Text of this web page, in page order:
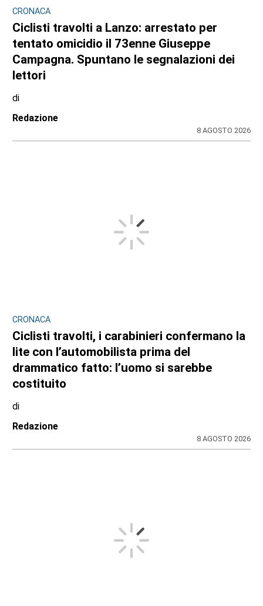
CRONACA
Ciclisti travolti a Lanzo: arrestato per
tentato omicidio il 73enne Giuseppe
Campagna. Spuntano le segnalazioni dei
lettori
di
Redazione
8 AGOSTO 2026
CRONACA
Ciclisti travolti, i carabinieri confermano la
lite con l’automobilista prima del
drammatico fatto: l’uomo si sarebbe
costituito
di
Redazione
8 AGOSTO 2026